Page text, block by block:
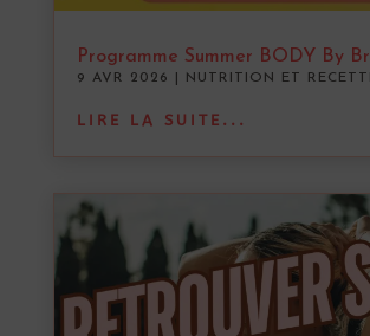
Programme Summer BODY By
9 AVR 2026 NUTRITION ET
LIRE LA SUITE...